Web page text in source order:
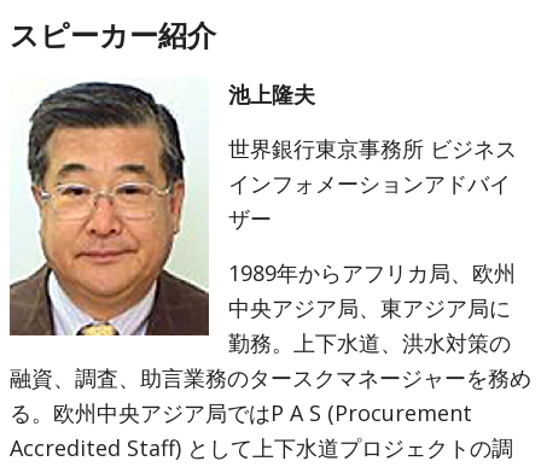
スピーカー紹介
池上隆夫
世界銀行東京事務所 ビジネス
インフォメーションアドバイ
ザー
1989年からアフリカ局、欧州
中央アジア局、東アジア局に
勤務。上下水道、洪水対策の
融資、調査、助言業務のタースクマネージャーを務め
る。欧州中央アジア局ではP A S (Procurement
Accredited Staff) として上下水道プロジェクトの調